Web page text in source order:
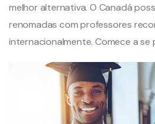
melhor alternativa. O Canadá
renomadas com professores
internacionalmente. Comece a se